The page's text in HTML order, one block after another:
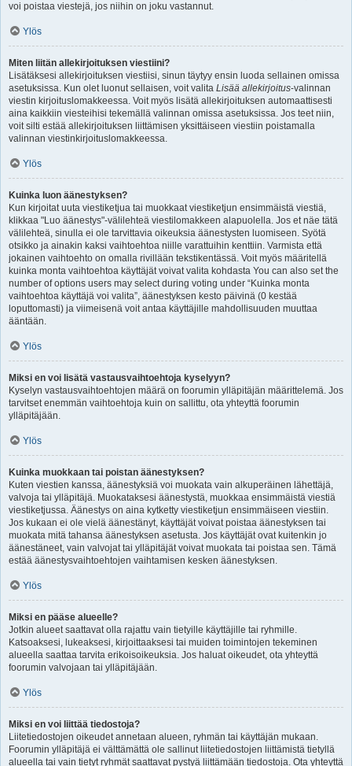
voi poistaa viestejä, jos niihin on joku vastannut.
Ylös
Miten liitän allekirjoituksen viestiini?
Lisätäksesi allekirjoituksen viestiisi, sinun täytyy ensin luoda sellainen omissa
asetuksissa. Kun olet luonut sellaisen, voit valita Lisää allekirjoitus-valinnan
viestin kirjoituslomakkeessa. Voit myös lisätä allekirjoituksen automaattisesti
aina kaikkiin viesteihisi tekemällä valinnan omissa asetuksissa. Jos teet niin,
voit silti estää allekirjoituksen liittämisen yksittäiseen viestiin poistamalla
valinnan viestinkirjoituslomakkeessa.
Ylös
Kuinka luon äänestyksen?
Kun kirjoitat uuta viestiketjua tai muokkaat viestiketjun ensimmäistä viestiä,
klikkaa "Luo äänestys"-välilehteä viestilomakkeen alapuolella. Jos et näe tätä
välilehteä, sinulla ei ole tarvittavia oikeuksia äänestysten luomiseen. Syötä
otsikko ja ainakin kaksi vaihtoehtoa niille varattuihin kenttiin. Varmista että
jokainen vaihtoehto on omalla rivillään tekstikentässä. Voit myös määritellä
kuinka monta vaihtoehtoa käyttäjät voivat valita kohdasta You can also set the
number of options users may select during voting under “Kuinka monta
vaihtoehtoa käyttäjä voi valita”, äänestyksen kesto päivinä (0 kestää
loputtomasti) ja viimeisenä voit antaa käyttäjille mahdollisuuden muuttaa
ääntään.
Ylös
Miksi en voi lisätä vastausvaihtoehtoja kyselyyn?
Kyselyn vastausvaihtoehtojen määrä on foorumin ylläpitäjän määrittelemä. Jos
tarvitset enemmän vaihtoehtoja kuin on sallittu, ota yhteyttä foorumin
ylläpitäjään.
Ylös
Kuinka muokkaan tai poistan äänestyksen?
Kuten viestien kanssa, äänestyksiä voi muokata vain alkuperäinen lähettäjä,
valvoja tai ylläpitäjä. Muokataksesi äänestystä, muokkaa ensimmäistä viestiä
viestiketjussa. Äänestys on aina kytketty viestiketjun ensimmäiseen viestiin.
Jos kukaan ei ole vielä äänestänyt, käyttäjät voivat poistaa äänestyksen tai
muokata mitä tahansa äänestyksen asetusta. Jos käyttäjät ovat kuitenkin jo
äänestäneet, vain valvojat tai ylläpitäjät voivat muokata tai poistaa sen. Tämä
estää äänestysvaihtoehtojen vaihtamisen kesken äänestyksen.
Ylös
Miksi en pääse alueelle?
Jotkin alueet saattavat olla rajattu vain tietyille käyttäjille tai ryhmille.
Katsoaksesi, lukeaksesi, kirjoittaaksesi tai muiden toimintojen tekeminen
alueella saattaa tarvita erikoisoikeuksia. Jos haluat oikeudet, ota yhteyttä
foorumin valvojaan tai ylläpitäjään.
Ylös
Miksi en voi liittää tiedostoja?
Liitetiedostojen oikeudet annetaan alueen, ryhmän tai käyttäjän mukaan.
Foorumin ylläpitäjä ei välttämättä ole sallinut liitetiedostojen liittämistä tietyllä
alueella tai vain tietyt ryhmät saattavat pystyä liittämään tiedostoja. Ota yhteyttä